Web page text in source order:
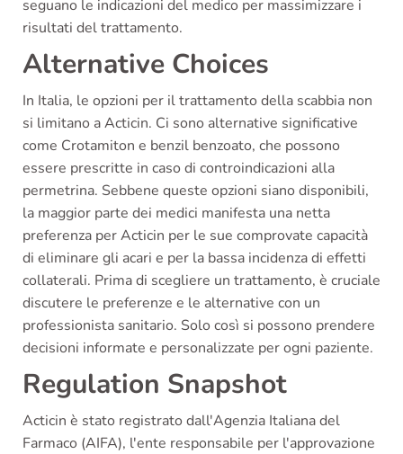
seguano le indicazioni del medico per massimizzare i
risultati del trattamento.
Alternative Choices
In Italia, le opzioni per il trattamento della scabbia non
si limitano a Acticin. Ci sono alternative significative
come Crotamiton e benzil benzoato, che possono
essere prescritte in caso di controindicazioni alla
permetrina. Sebbene queste opzioni siano disponibili,
la maggior parte dei medici manifesta una netta
preferenza per Acticin per le sue comprovate capacità
di eliminare gli acari e per la bassa incidenza di effetti
collaterali. Prima di scegliere un trattamento, è cruciale
discutere le preferenze e le alternative con un
professionista sanitario. Solo così si possono prendere
decisioni informate e personalizzate per ogni paziente.
Regulation Snapshot
Acticin è stato registrato dall'Agenzia Italiana del
Farmaco (AIFA), l'ente responsabile per l'approvazione